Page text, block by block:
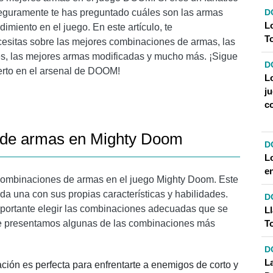
te has preguntado cuáles son las armas
en el juego. En este artículo, te
sobre las mejores combinaciones de armas, las
las mejores armas modificadas y mucho más. ¡Sigue
en el arsenal de DOOM!
armas en Mighty Doom
de armas en el juego Mighty Doom. Este
una con sus propias características y habilidades.
elegir las combinaciones adecuadas que se
algunas de las combinaciones más
es perfecta para enfrentarte a enemigos de corto y